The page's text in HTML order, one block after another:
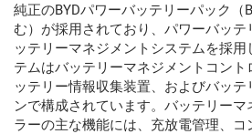
純正のBYDパワーバッテリーパック（
む）が採用されており、パワーバッ
ッテリーマネジメントシステムを採用
テムはバッテリーマネジメントコント
ッテリー情報収集装置、およびバッテ
ンで構成されています。バッテリー
ラーの主な機能には、充放電管理、コ